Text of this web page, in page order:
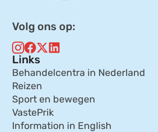
Volg ons op:
Links
Behandelcentra in Nederland
Reizen
Sport en bewegen
VastePrik
Information in English